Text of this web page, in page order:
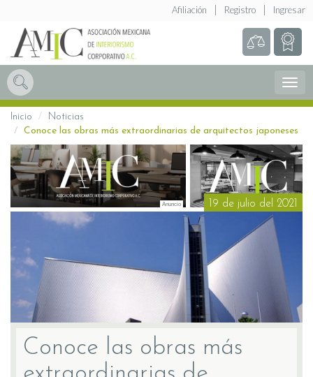
Ingresar
Registro
Afiliación
Menú
Inicio
Noticias
Conoce las obras más extraordinarias de arquitectos japoneses
Conoce las obras más
19 de julio del 2021